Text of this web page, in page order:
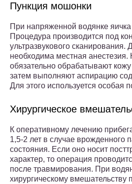
Пункция мошонки
При напряженной водянке
Процедура производится под
ультразвукового сканирования.
необходима местная
обязательно обрабатывают
затем выполняют аспирацию
Для этого используется особая
Хирургическое
К оперативному лечению
1,5-2 лет в случае врожденного
состояния. Если оно носит
характер, то операция
после травмирования. При
хирургическому вмешательству